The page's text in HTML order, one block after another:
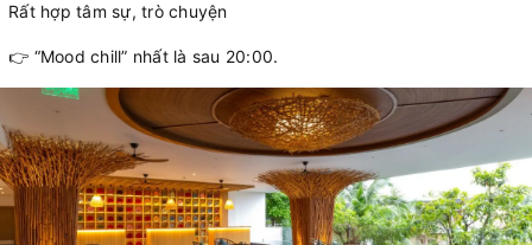
Rất hợp tâm sự, trò chuyện
👉 “Mood chill” nhất là sau 20:00.